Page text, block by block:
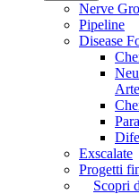
Nerve
Pipeline
Disease
Exscalate
Progetti
Scopri